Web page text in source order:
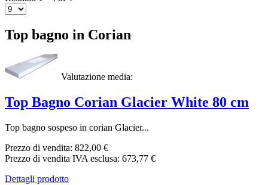
Top bagno in Corian
Valutazione media:
Top Bagno Corian Glacier White 80 cm
Top bagno sospeso in corian Glacier...
Prezzo di vendita: 822,00 €
Prezzo di vendita IVA esclusa: 673,77 €
Dettagli prodotto